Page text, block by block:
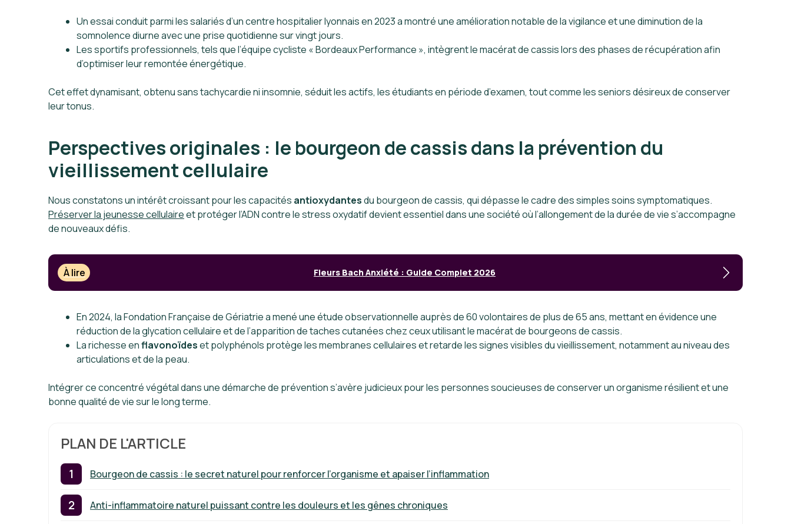
Un essai conduit parmi les salariés d’un centre hospitalier lyonnais en 2023 a montré une amélioration notable de la vigilance et une diminution de la
somnolence diurne avec une prise quotidienne sur vingt jours.
Les sportifs professionnels, tels que l’équipe cycliste « Bordeaux Performance », intègrent le macérat de cassis lors des phases de récupération afin
d’optimiser leur remontée énergétique.
Cet effet dynamisant, obtenu sans tachycardie ni insomnie, séduit les actifs, les étudiants en période d’examen, tout comme les seniors désireux de conserver
leur tonus.
Perspectives originales : le bourgeon de cassis dans la prévention du
vieillissement cellulaire
Nous constatons un intérêt croissant pour les capacités antioxydantesdu bourgeon de cassis, qui dépasse le cadre des simples soins symptomatiques.
Préserver la jeunesse cellulaireet protéger l’ADN contre le stress oxydatif devient essentiel dans une société où l’allongement de la durée de vie s’accompagne
de nouveaux défis.
À lire Fleurs Bach Anxiété : Guide Complet 2026
En 2024, la Fondation Française de Gériatrie a mené une étude observationnelle auprès de 60 volontaires de plus de 65 ans, mettant en évidence une
réduction de la glycation cellulaire et de l’apparition de taches cutanées chez ceux utilisant le macérat de bourgeons de cassis.
La richesse enflavonoïdeset polyphénols protège les membranes cellulaires et retarde les signes visibles du vieillissement, notamment au niveau des
articulations et de la peau.
Intégrer ce concentré végétal dans une démarche de prévention s’avère judicieux pour les personnes soucieuses de conserver un organisme résilient et une
bonne qualité de vie sur le long terme.
PLAN DE L'ARTICLE
Bourgeon de cassis : le secret naturel pour renforcer l’organisme et apaiser l’inflammation
Anti-inflammatoire naturel puissant contre les douleurs et les gênes chroniques